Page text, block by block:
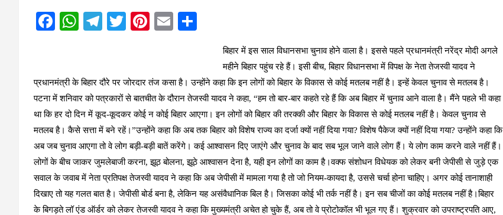
F
b
o
o
k
W
s
A
p
p
T
gr
a
m
T
er
Pi
es
t
E
e
बिहार में इस साल विधानसभा चुनाव होने वाला है। इससे पहले प्रधानमंत्री नरेंद्र मोदी अगले
महीने बिहार पहुंच रहे हैं। इसी बीच, बिहार विधानसभा में विपक्ष के नेता तेजस्वी यादव ने
प्रधानमंत्री के बिहार दौरे पर जोरदार तंज कसा है। उन्होंने कहा कि इन लोगों को बिहार के विकास से कोई मतलब नहीं है। इन्हें केवल चुनाव से मतलब है।
पटना में शनिवार को पत्रकारों से बातचीत के दौरान तेजस्वी यादव ने कहा, “हम तो बार-बार कहते रहे हैं कि अब बिहार में चुनाव आने वाला है। मैंने पहले भी कहा
था कि हर दो दिन में कूद-कूदकर कोई न कोई बिहार आएगा। इन लोगों को बिहार की तरक्की और बिहार के विकास से कोई मतलब नहीं है। केवल चुनाव से
मतलब है। कैसे सत्ता में बने रहें।”उन्होंने कहा कि अब तक बिहार को विशेष राज्य का दर्जा क्यों नहीं दिया गया? विशेष पैकेज क्यों नहीं दिया गया? उन्होंने कहा कि
अब जब चुनाव आएगा तो वे लोग बड़ी-बड़ी बातें करेंगे। कई आश्वासन दिए जाएंगे और चुनाव के बाद सब भूल जाने वाले लोग हैं। ये लोग काम करने वाले नहीं हैं।
लोगों के बीच जाकर जुमलेबाजी करना, झूठ बोलना, झूठे आश्वासन देना है, यही इन लोगों का काम है।वक्फ संशोधन विधेयक को लेकर बनी जेपीसी से जुड़े एक
सवाल के जवाब में नेता प्रतिपक्ष तेजस्वी यादव ने कहा कि अब जेपीसी में मामला गया है तो जो नियम-कायदा है, उससे चर्चा होना चाहिए। अगर कोई तानाशाही
दिखाए तो यह गलत बात है। जेपीसी बोर्ड बना है, लेकिन यह असंवैधानिक बिल है। जिसका कोई भी तर्क नहीं है। इन सब चीजों का कोई मतलब नहीं है।बिहार
के बिगड़ते लॉ एंड ऑर्डर को लेकर तेजस्वी यादव ने कहा कि मुख्यमंत्री अचेत हो चुके हैं, अब तो वे प्रोटोकॉल भी भूल गए हैं। शुक्रवार को उपराष्ट्रपति आए,